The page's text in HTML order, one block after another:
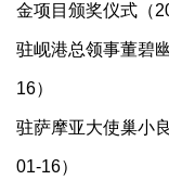
金项目颁奖仪式（
驻岘港总领事董碧
16）
驻萨摩亚大使巢小
01-16）